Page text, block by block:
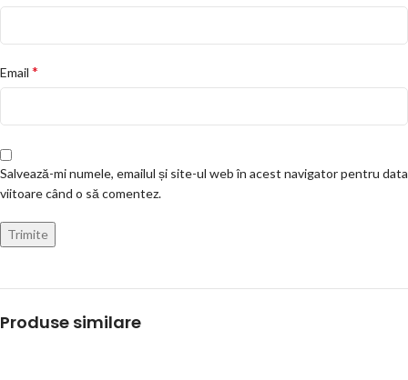
Email *
Salvează-mi numele, emailul și site-ul web în acest navigator pentru data
viitoare când o să comentez.
Produse similare